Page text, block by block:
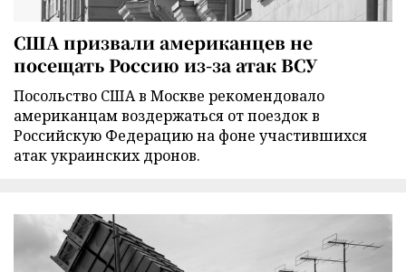
США призвали американцев не
посещать Россию из-за атак ВСУ
Посольство США в Москве рекомендовало
американцам воздержаться от поездок в
Российскую Федерацию на фоне участившихся
атак украинских дронов.